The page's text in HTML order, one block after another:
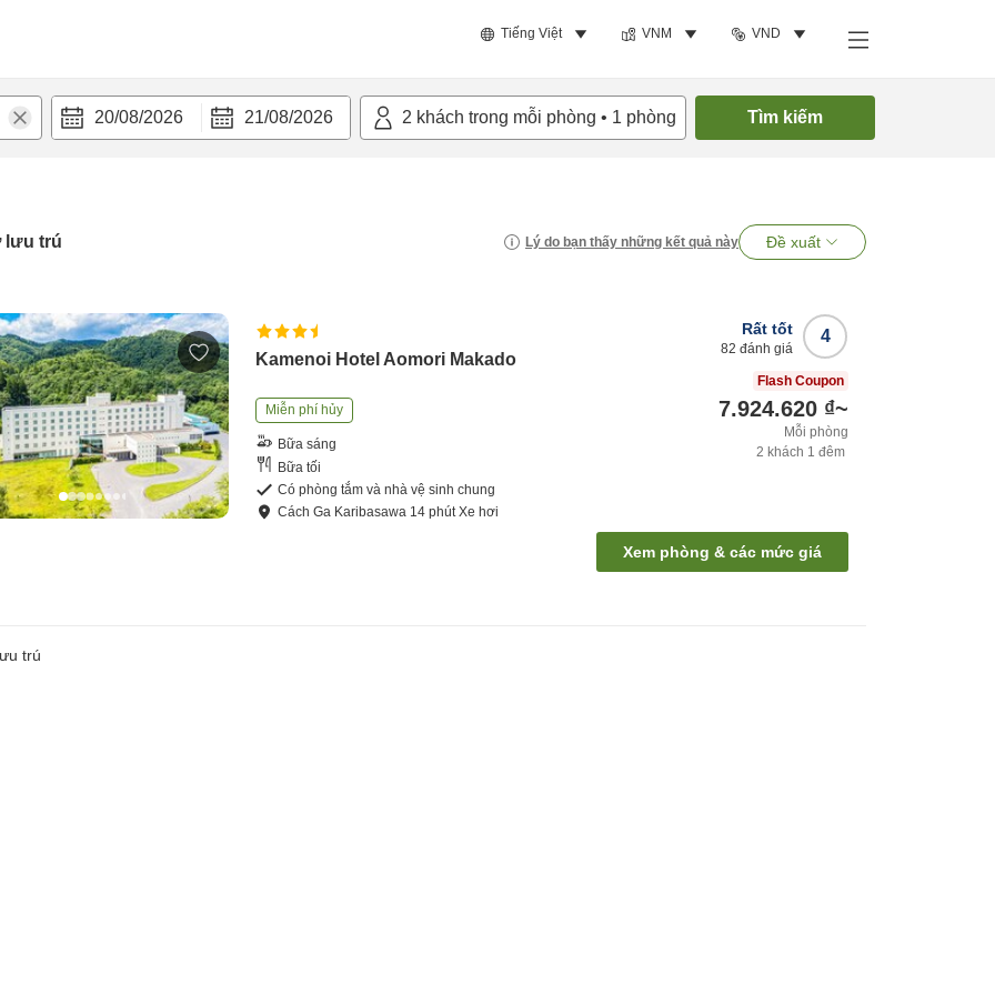
Tiếng Việt VNM VND
20/08/2026 21/08/2026 2 khách trong mỗi phòng • 1 phòng Tìm kiếm
lưu trú Lý do bạn thấy những kết quả này Đề xuất
Kamenoi Hotel Aomori Makado
Miễn phí hủy
Bữa sáng
Bữa tối
Có phòng tắm và nhà vệ sinh chung
CáchGa Karibasawa 14 phútXe hơi
4
Rất tốt
82 đánh giá
Flash Coupon
7.924.620 ₫~
Mỗi phòng
2 khách 1 đêm
Xem phòng & các mức giá
trú